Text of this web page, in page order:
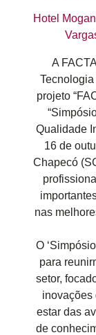
Hotel
A
projeto
Qualidade
16 de
Chapecó
nas
O
para
setor,
inovações
estar das
de